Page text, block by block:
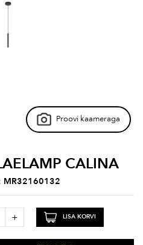
Proovi kaameraga
CALINA
MR32160132
+ LISA KORVI